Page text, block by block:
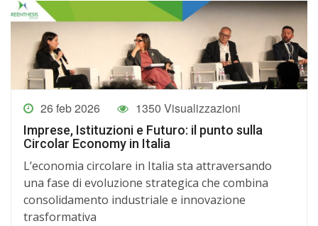
26 feb 2026 1350 Visualizzazioni
Imprese, Istituzioni e Futuro: il punto sulla
Circolar Economy in Italia
L’economia circolare in Italia sta attraversando
una fase di evoluzione strategica che combina
consolidamento industriale e innovazione
trasformativa